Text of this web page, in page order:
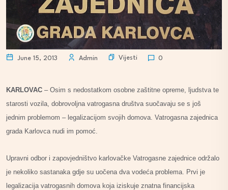
June 15, 2013 Admin Vijesti 0
KARLOVAC – Osim s nedostatkom osobne zaštitne opreme, ljudstva te
starosti vozila, dobrovoljna vatrogasna društva suočavaju se s još
jednim problemom – legalizacijom svojih domova. Vatrogasna zajednica
grada Karlovca nudi im pomoć.
Upravni odbor i zapovjedništvo karlovačke Vatrogasne zajednice održalo
je nekoliko sastanaka gdje su uočena dva vodeća problema. Prvi je
legalizacija vatrogasnih domova koja iziskuje znatna financijska